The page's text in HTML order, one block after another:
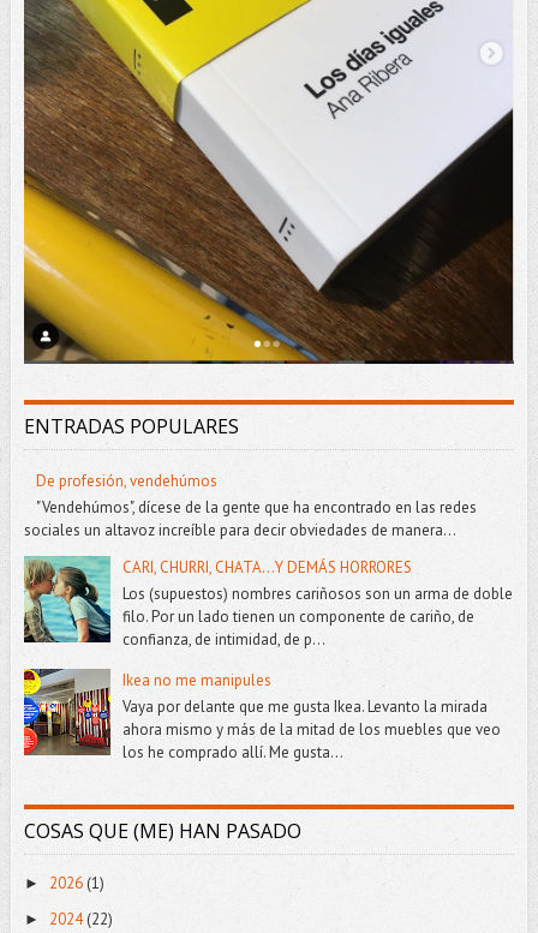
ENTRADAS POPULARES
De profesión, vendehúmos
"Vendehúmos", dícese de la gente que ha encontrado en las redes
sociales un altavoz increíble para decir obviedades de manera...
CARI, CHURRI, CHATA...Y DEMÁS HORRORES
Los (supuestos) nombres cariñosos son un arma de doble
filo. Por un lado tienen un componente de cariño, de
confianza, de intimidad, de p...
Ikea no me manipules
Vaya por delante que me gusta Ikea. Levanto la mirada
ahora mismo y más de la mitad de los muebles que veo
los he comprado allí. Me gusta...
COSAS QUE (ME) HAN PASADO
► 2026(1)
► 2024(22)